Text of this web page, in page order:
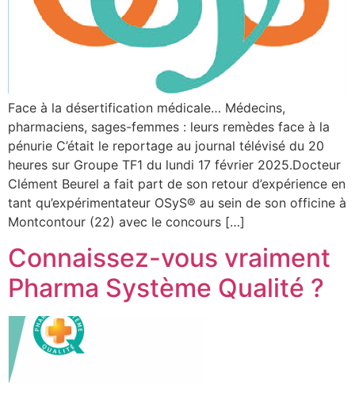
Face à la désertification médicale… Médecins,
pharmaciens, sages-femmes : leurs remèdes face à la
pénurie C’était le reportage au journal télévisé du 20
heures sur Groupe TF1 du lundi 17 février 2025.Docteur
Clément Beurel a fait part de son retour d’expérience en
tant qu’expérimentateur OSyS® au sein de son officine à
Montcontour (22) avec le concours […]
Connaissez-vous vraiment
Pharma Système Qualité ?